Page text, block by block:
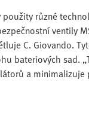
použity různé
ventily
C. Giovando.
bateriových sad.
a minimalizuje